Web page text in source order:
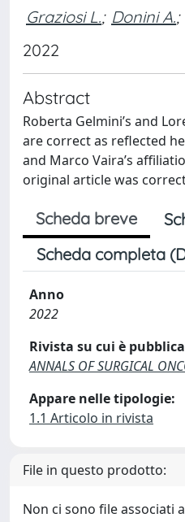
Graziosi L.; Donini A.;
2022
Abstract
Roberta Gelmini’s and
are correct as reflected
and Marco Vaira’s
original article was
Scheda breve
Scheda completa
Anno
2022
Rivista su cui è
ANNALS OF SURGICAL
Appare nelle tipologie:
1.1 Articolo in rivista
File in questo prodotto:
Non ci sono file associati